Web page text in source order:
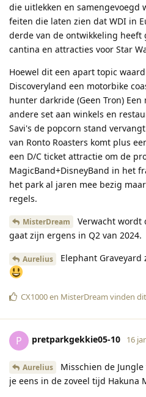
die uitlekken en samengevoegd
feiten die laten zien dat WDI in
derde van de ontwikkeling heeft
cantina en attracties voor Star
Hoewel dit een apart topic
Discoveryland een motorbike
hunter darkride (Geen Tron)
andere set aan winkels en
Savi's de popcorn stand
van Ronto Roasters komt plus
een D/C ticket attractie om de
MagicBand+DisneyBand in het
het park al jaren mee bezig
regels.
MisterDream
Verwacht wordt
gaat zijn ergens in Q2 van 2024.
Aurelius Elephant
CX1000en MisterDream vinden
P pretparkgekkie05-10 16
Aurelius
Misschien de
je eens in de zoveel tijd Hakuna